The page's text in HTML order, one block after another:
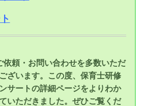
依頼・お問い合わせを多数いただ
ざいます。この度、保育士研修
サートの詳細ページをよりわか
いただきました。ぜひご覧くだ